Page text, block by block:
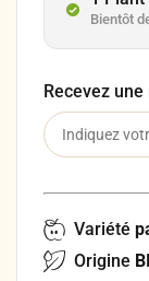
sont Bientôt
Recevez
Variété
Origine